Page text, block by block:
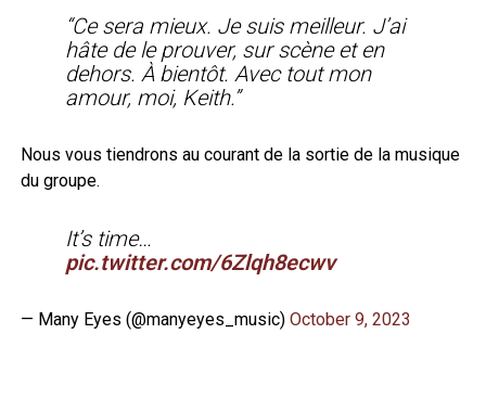
“Ce sera mieux. Je suis meilleur. J’ai
hâte de le prouver, sur scène et en
dehors. À bientôt. Avec tout mon
amour, moi, Keith.”
Nous vous tiendrons au courant de la sortie de la musique
du groupe.
It’s time…
pic.twitter.com/6Zlqh8ecwv
— Many Eyes (@manyeyes_music) October 9, 2023